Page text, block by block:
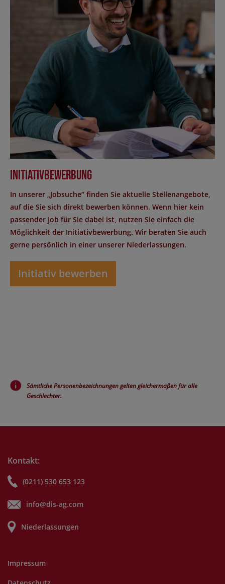
Initiativbewerbung
In unserer „Jobsuche“ finden Sie aktuelle Stellenangebote,
auf die Sie sich direkt bewerben können. Wenn hier kein
passender Job für Sie dabei ist, nutzen Sie einfach die
Möglichkeit der Initiativbewerbung. Wir beraten Sie auch
gerne persönlich in einer unserer Niederlassungen.
Initiativ bewerben
Sämtliche Personenbezeichnungen gelten gleichermaßen für alle
Geschlechter.
Kontakt:
(0211) 530 653 123
info@dis-ag.com
Niederlassungen
Impressum